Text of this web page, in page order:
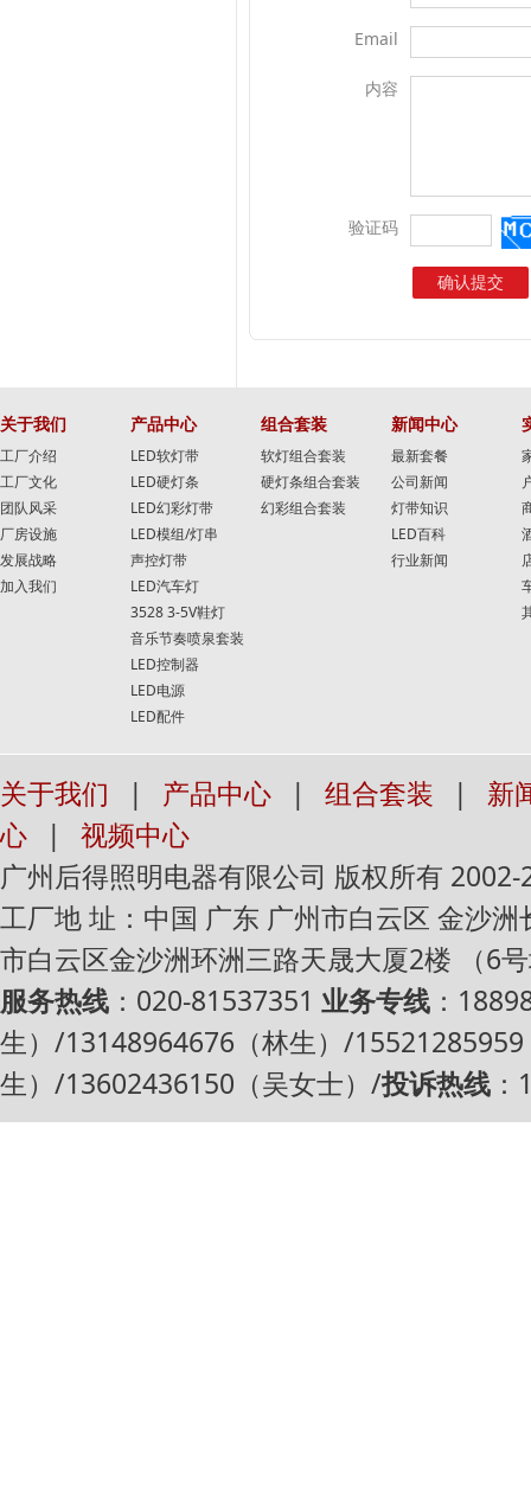
Email
内容
验证码
关于我们
工厂介绍
工厂文化
团队风采
厂房设施
发展战略
加入我们
产品中心
LED软灯带
LED硬灯条
LED幻彩灯带
LED模组/灯串
声控灯带
LED汽车灯
3528 3-5V鞋灯
音乐节奏喷泉套装
LED控制器
LED电源
LED配件
组合套装
软灯组合套装
硬灯条组合套装
幻彩组合套装
新闻中心
最新套餐
公司新闻
灯带知识
LED百科
行业新闻
关于我们 | 产品中心 | 组合套装 |
新
心
|
视频中心
广州后得照明电器有限公司 版权所有
工厂地 址：中国 广东 广州市白云区 金沙
市白云区金沙洲环洲三路天晟大厦2楼 （6
服务热线 ：020-81537351 业务专线 ：
生）/13148964676（林生）/
生）/13602436150（吴女士）/投诉热线